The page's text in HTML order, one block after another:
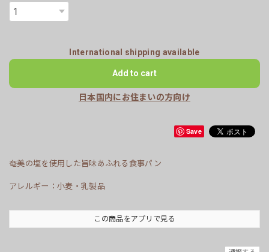
International shipping available
Add to cart
日本国内にお住まいの方向け
Save
奄美の塩を使用した旨味あふれる食事パン
アレルギー：小麦・乳製品
この商品をアプリで見る